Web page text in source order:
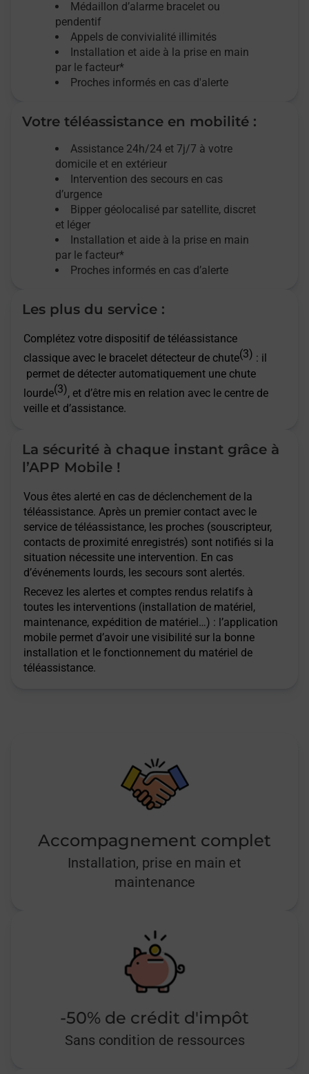
Médaillon d’alarme bracelet ou
pendentif
Appels de convivialité illimités
Installation et aide à la prise en main
par le facteur*
Proches informés en cas d'alerte
Votre téléassistance en mobilité :
Assistance 24h/24 et 7j/7 à votre
domicile et en extérieur
Intervention des secours en cas
d’urgence
Bipper géolocalisé par satellite, discret
et léger
Installation et aide à la prise en main
par le facteur*
Proches informés en cas d’alerte
Les plus du service :
Complétez votre dispositif de téléassistance
classique avec le bracelet détecteur de chute(3) : il
permet de détecter automatiquement une chute
lourde(3), et d’être mis en relation avec le centre de
veille et d’assistance.
La sécurité à chaque instant grâce à
l’APP Mobile !
Vous êtes alerté en cas de déclenchement de la
téléassistance. Après un premier contact avec le
service de téléassistance, les proches (souscripteur,
contacts de proximité enregistrés) sont notifiés si la
situation nécessite une intervention. En cas
d’événements lourds, les secours sont alertés.
Recevez les alertes et comptes rendus relatifs à
toutes les interventions (installation de matériel,
maintenance, expédition de matériel…) : l’application
mobile permet d’avoir une visibilité sur la bonne
installation et le fonctionnement du matériel de
téléassistance.
Accompagnement complet
Installation, prise en main et
maintenance
-50% de crédit d'impôt
Sans condition de ressources